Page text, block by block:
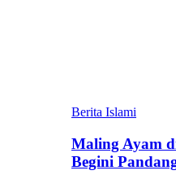
Berita Islami
Maling Ayam
Begini